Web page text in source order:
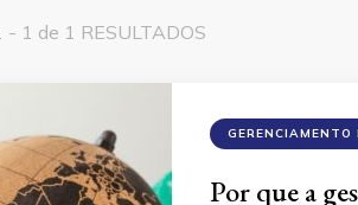
- 1 de 1 RESULTADOS
GERENCIAMENTO
Por que a